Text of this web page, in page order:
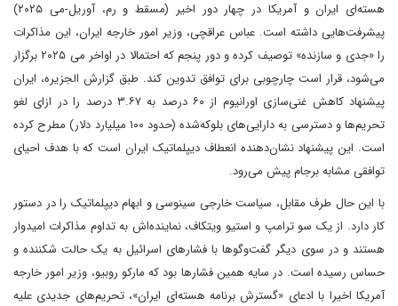
هسته‌ای ایران و آمریکا در چهار دور اخیر (مسقط و رم، آوریل-می ۲۰۲۵)
پیشرفت‌هایی داشته است. عباس عراقچی، وزیر امور خارجه ایران، این مذاکرات
را «جدی و سازنده» توصیف کرده و دور پنجم که احتمالا در اواخر می‌ ۲۰۲۵ برگزار
می‌شود، قرار است چارچوبی برای توافق تدوین کند. طبق گزارش الجزیره، ایران
پیشنهاد کاهش غنی‌سازی اورانیوم از ۶۰ درصد به ۳.۶۷ درصد را در ازای لغو
تحریم‌ها و دسترسی به دارایی‌های بلوکه‌شده (حدود ۱۰۰ میلیارد دلار) مطرح کرده
است. این پیشنهاد نشان‌دهنده انعطاف دیپلماتیک ایران است که با هدف احیای
توافقی مشابه برجام پیش می‌رود.
با این حال طرف مقابل، سیاست خارجی سینوسی و ابهام دیپلماتیک را در دستور
کار دارد. از یک سو ترامپ و استیو ویتکاف، نماینده‌اش به تداوم مذاکرات امیدوار
هستند و در سوی دیگر گفت‌وگوها با فشارهای اسرائیل به یک حالت شکننده و
حساس رسیده است. در سایه همین فشارها بود که مارکو روبیو، وزیر امور خارجه
آمریکا اخیرا با ادعای «گسترش برنامه هسته‌ای ایران»، تحریم‌های جدیدی علیه